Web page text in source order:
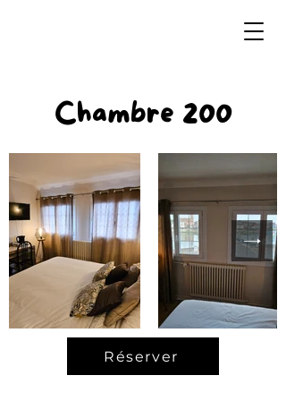
Chambre 200
Réserver